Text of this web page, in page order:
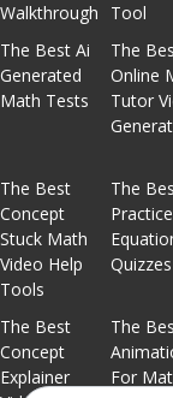
Walkthrough
Tool
The Best Ai
Generated
Math Tests
The
Online
Tutor
The Best
Concept
Stuck Math
Video Help
Tools
The
Practice
Quizzes
The Best
Concept
Explainer
The
For